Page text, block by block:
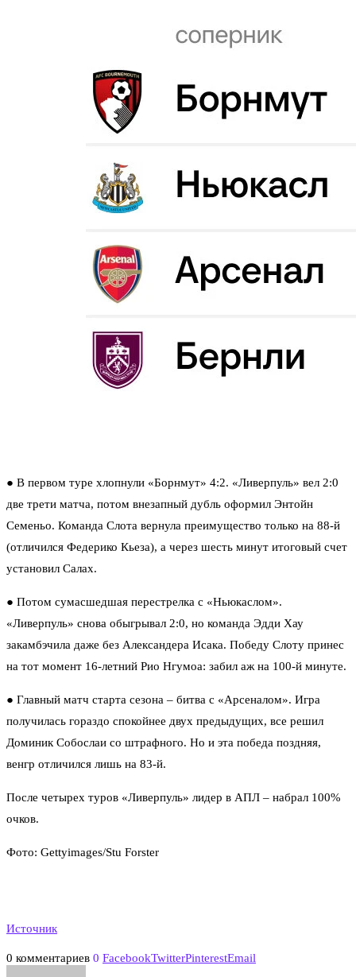
● В первом туре хлопнули «Борнмут» 4:2. «Ливерпуль» вел 2:0
две трети матча, потом внезапный дубль оформил Энтойн
Семеньо. Команда Слота вернула преимущество только на 88-й
(отличился Федерико Кьеза), а через шесть минут итоговый счет
установил Салах.
● Потом сумасшедшая перестрелка с «Ньюкаслом».
«Ливерпуль» снова обыгрывал 2:0, но команда Эдди Хау
закамбэчила даже без Александера Исака. Победу Слоту принес
на тот момент 16-летний Рио Нгумоа: забил аж на 100-й минуте.
● Главный матч старта сезона – битва с «Арсеналом». Игра
получилась гораздо спокойнее двух предыдущих, все решил
Доминик Собослаи со штрафного. Но и эта победа поздняя,
венгр отличился лишь на 83-й.
После четырех туров «Ливерпуль» лидер в АПЛ – набрал 100%
очков.
Фото: Gettyimages/Stu Forster
Источник
0 комментариев 0 FacebookTwitterPinterestEmail